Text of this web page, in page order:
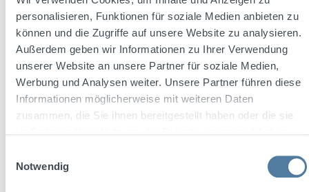
personalisieren, Funktionen für soziale Medien anbieten zu
können und die Zugriffe auf unsere Website zu analysieren.
Außerdem geben wir Informationen zu Ihrer Verwendung
unserer Website an unsere Partner für soziale Medien,
Werbung und Analysen weiter. Unsere Partner führen diese
Informationen möglicherweise mit weiteren Daten
zusammen, die Sie ihnen bereitgestellt haben oder die sie
Notwendig